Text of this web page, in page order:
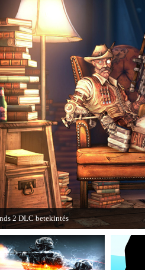
2 DLC betekintés
érkezik a a Sir Hammerlock's Big